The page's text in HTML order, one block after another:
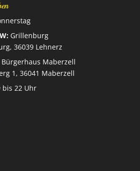
Grillenburg
36039 Lehnerz
Maberzell
1, 36041 Maberzell
22 Uhr